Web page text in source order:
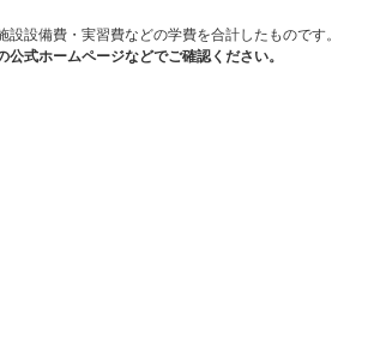
設備費・実習費などの学費を合計したものです。
式ホームページなどでご確認ください。